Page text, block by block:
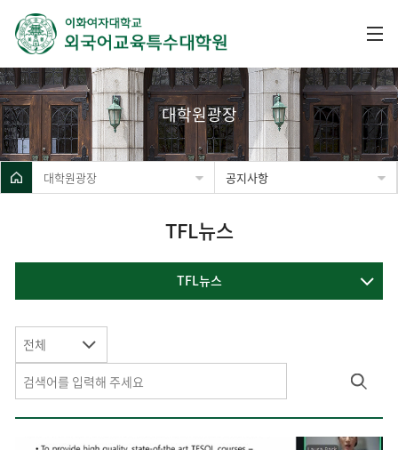
대학원광장
대학원광장 공지사항
TFL뉴스
TFL뉴스
전체